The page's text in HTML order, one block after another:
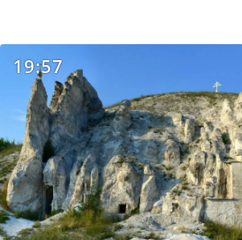
19:57